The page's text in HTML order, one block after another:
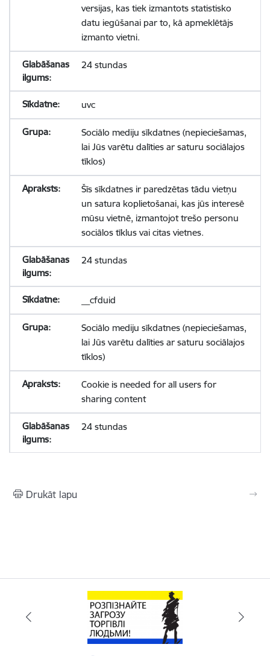
versijas, kas tiek izmantots statistisko
datu iegūšanai par to, kā apmeklētājs
izmanto vietni.
24 stundas
uvc
Sociālo mediju sīkdatnes (nepieciešamas,
lai Jūs varētu dalīties ar saturu sociālajos
tīklos)
Šīs sīkdatnes ir paredzētas tādu vietņu
un satura koplietošanai, kas jūs interesē
mūsu vietnē, izmantojot trešo personu
sociālos tīklus vai citas vietnes.
24 stundas
__cfduid
Sociālo mediju sīkdatnes (nepieciešamas,
lai Jūs varētu dalīties ar saturu sociālajos
tīklos)
Cookie is needed for all users for
sharing content
24 stundas
Drukāt lapu